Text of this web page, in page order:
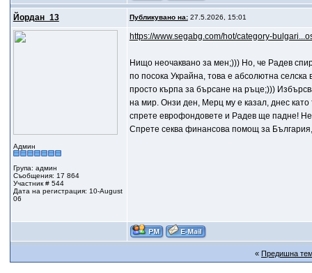
Йордан_13 Публикувано на:27.5.2026, 15:01
Админ
Група: админ
Съобщения: 17 864
Участник # 544
Дата на регистрация: 10-August
06
https://www.segabg.com/hot/category-
Нищо неочаквано за мен;))) Но, че Радев
по посока Украйна, това е абсолютна
просто кърпа за бърсане на ръце;)))
на мир. Онзи ден, Мерц му е казал, днес
спрете еврофондовете и Радев ще падне!
Спрете секва финансова помощ за
« Предишна